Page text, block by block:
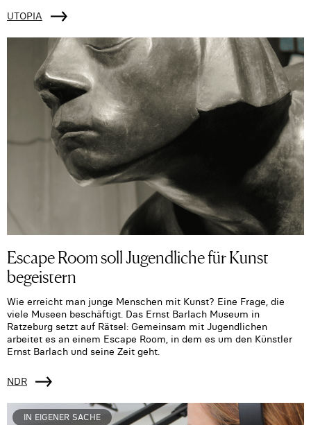
UTOPIA
Escape Room soll Jugendliche für Kunst
begeistern
Wie erreicht man junge Menschen mit Kunst? Eine Frage, die
viele Museen beschäftigt. Das Ernst Barlach Museum in
Ratzeburg setzt auf Rätsel: Gemeinsam mit Jugendlichen
arbeitet es an einem Escape Room, in dem es um den Künstler
Ernst Barlach und seine Zeit geht.
NDR
IN EIGENER SACHE